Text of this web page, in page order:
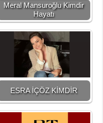
Meral Mansuroğlu Kimdir
Hayatı
ESRA İÇÖZ KİMDİR